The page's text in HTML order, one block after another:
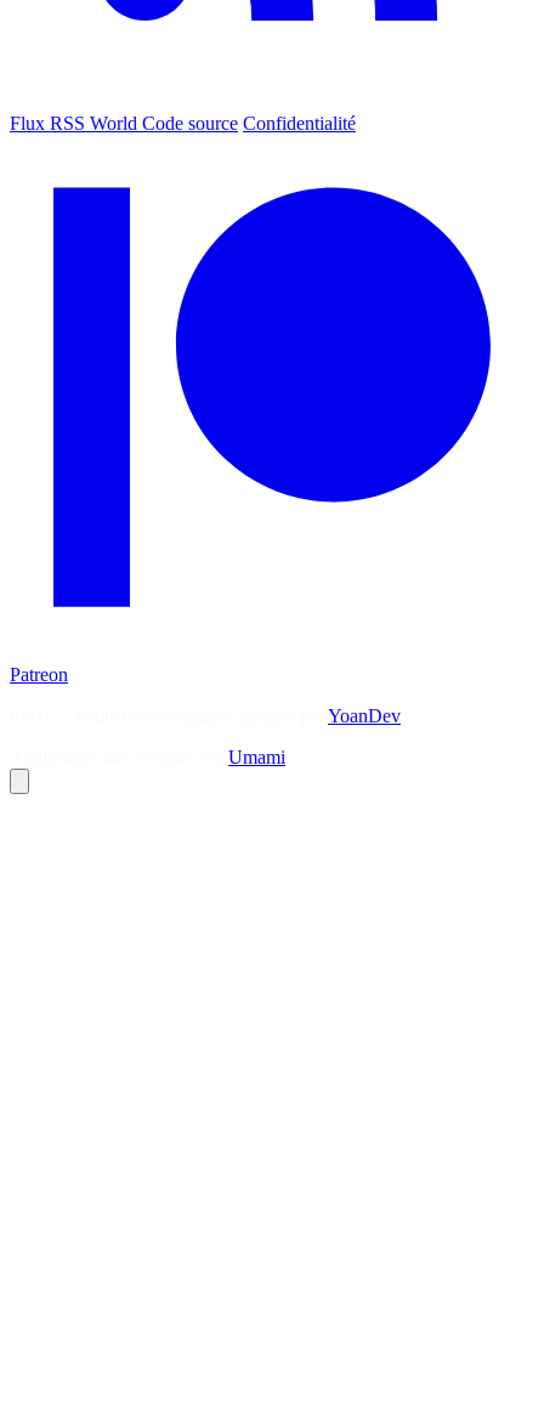
Flux RSS World Code source Confidentialité
Patreon
YoanDev
Umami